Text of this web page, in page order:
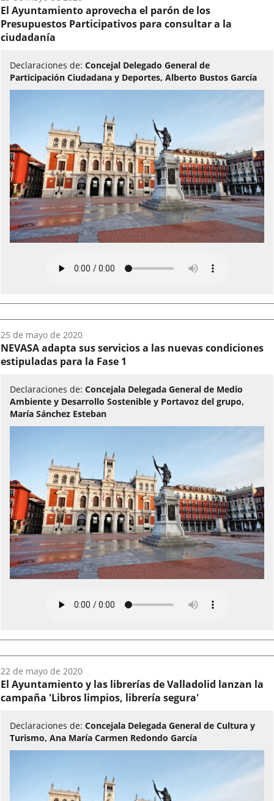
del
audio:
El Ayuntamiento aprovecha el parón de los
Presupuestos Participativos para consultar a la
ciudadanía
Declaraciones de: Concejal Delegado General de
Participación Ciudadana y Deportes, Alberto Bustos García
Fecha
del
audio:
25 de mayo de 2020
NEVASA adapta sus servicios a las nuevas condiciones
estipuladas para la Fase 1
Declaraciones de: Concejala Delegada General de Medio
Ambiente y Desarrollo Sostenible y Portavoz del grupo,
María Sánchez Esteban
Fecha
del
audio:
22 de mayo de 2020
El Ayuntamiento y las librerías de Valladolid lanzan la
campaña 'Libros limpios, librería segura'
Declaraciones de: Concejala Delegada General de Cultura y
Turismo, Ana María Carmen Redondo García